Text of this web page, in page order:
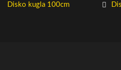
Disko kugla 100cm